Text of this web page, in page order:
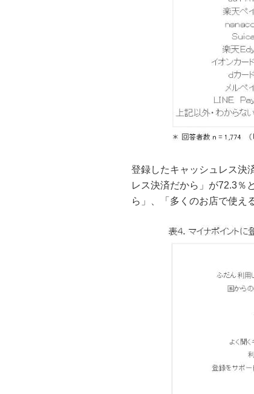
登録したキャッシュレス決
レス決済だから」が72.3％
ら」、「多くのお店で使え